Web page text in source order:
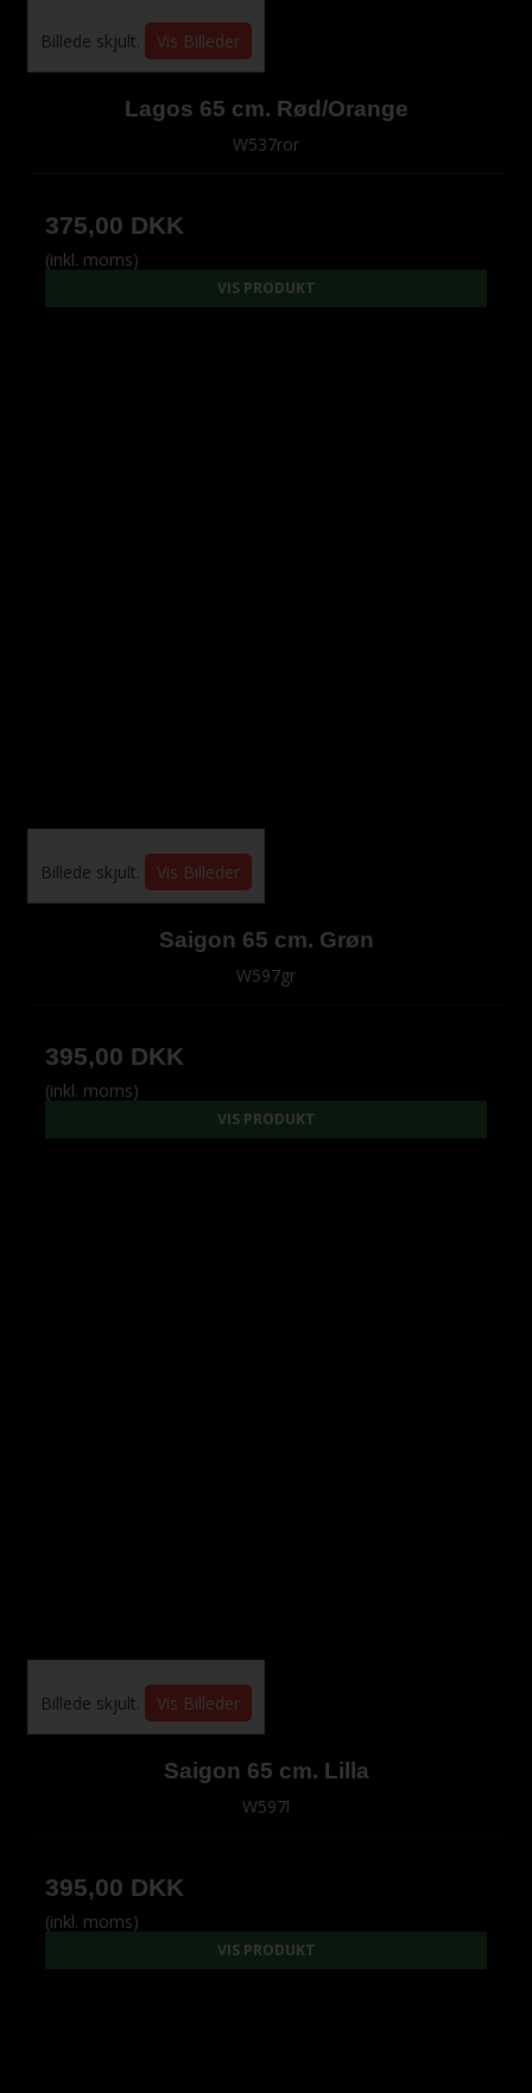
Billede skjult. Vis Billeder
Lagos 65 cm. Rød/Orange
W537ror
375,00 DKK
(inkl. moms)
VIS PRODUKT
Billede skjult. Vis Billeder
Saigon 65 cm. Grøn
W597gr
395,00 DKK
(inkl. moms)
VIS PRODUKT
Billede skjult. Vis Billeder
Saigon 65 cm. Lilla
W597l
395,00 DKK
(inkl. moms)
VIS PRODUKT